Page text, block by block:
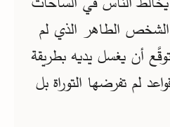
الشخص الطاهر الذي لم
أن يغسل يديه بطريقة
لم تفرضها التوراة بل